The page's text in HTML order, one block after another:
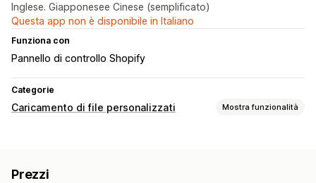
Inglese. Giapponesee Cinese (semplificato)
Questa app non è disponibile in Italiano
Funziona con
Pannello di controllo Shopify
Categorie
Caricamento di file personalizzati Mostra funzionalità
Prezzi